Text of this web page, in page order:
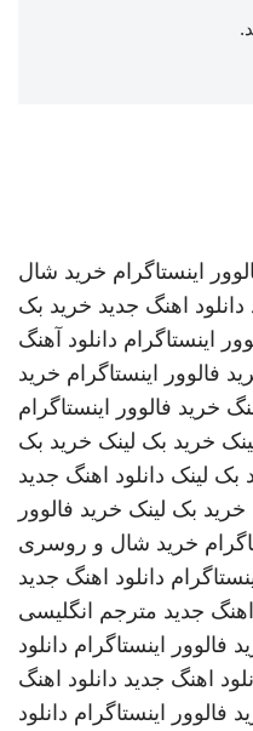
.
اینستاگرام خرید شال
دانلود اهنگ جدید خرید بک
اینستاگرام دانلود آهنگ
فالوور اینستاگرام خرید
خرید فالوور اینستاگرام
خرید بک لینک خرید بک
بک لینک دانلود اهنگ جدید
خرید بک لینک خرید فالوور
خرید شال و روسری
دانلود اهنگ جدید
اهنگ جدید مترجم انگلیسی
فالوور اینستاگرام دانلود
اهنگ جدید دانلود اهنگ
فالوور اینستاگرام دانلود